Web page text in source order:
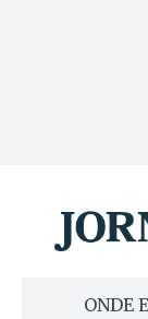
ONDE